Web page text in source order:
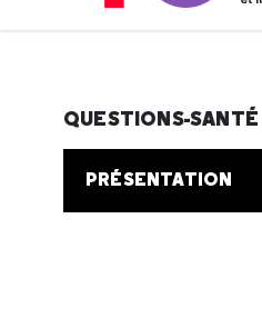
Accueil Au programme
QUESTIONS-SANTÉ
PRÉSENTATION